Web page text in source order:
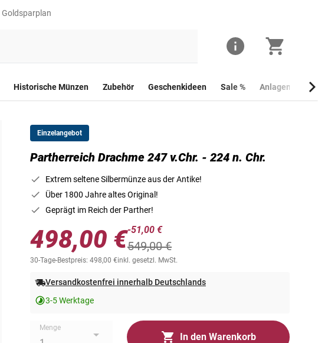
Goldsparplan
Historische Münzen Zubehör Geschenkideen Sale % Anlagemünzen
von der gezeigten abweichen.
Einzelangebot
Partherreich Drachme 247 v.Chr. - 224 n. Chr.
Extrem seltene Silbermünze aus der Antike!
Über 1800 Jahre altes Original!
Geprägt im Reich der Parther!
498,00 €-51,00 €
549,00 €
30-Tage-Bestpreis: 498,00 €inkl. gesetzl. MwSt.
Versandkostenfrei innerhalb Deutschlands
3-5 Werktage
Menge
In den Warenkorb